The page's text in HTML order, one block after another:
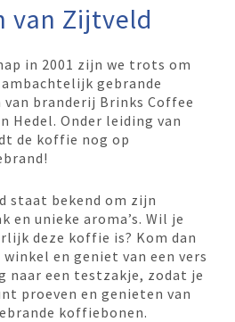
van Zijtveld
in 2001 zijn we trots om
gebrande
branderij Brinks Coffee
Hedel. Onder leiding van
de koffie nog op
staat bekend om zijn
unieke aroma’s. Wil je
deze koffie is? Kom dan
en geniet van een vers
naar een testzakje, zodat je
proeven en genieten van
koffiebonen.